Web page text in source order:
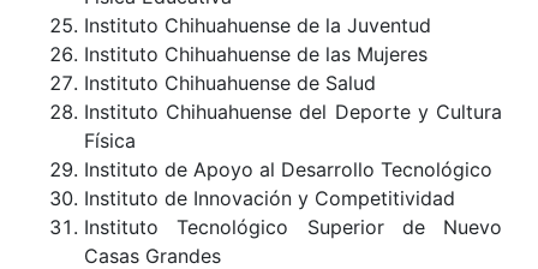
Instituto Chihuahuense de la Juventud
Instituto Chihuahuense de las Mujeres
Instituto Chihuahuense de Salud
Instituto Chihuahuense del Deporte y Cultura
Física
Instituto de Apoyo al Desarrollo Tecnológico
Instituto de Innovación y Competitividad
Instituto Tecnológico Superior de Nuevo
Casas Grandes